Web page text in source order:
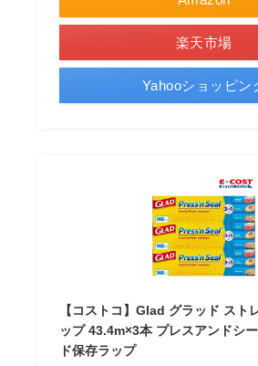
楽天市場
Yahooショッピン
【コストコ】Glad グラッド スト
ップ 43.4m×3本 プレスアンドシ
ド保存ラップ